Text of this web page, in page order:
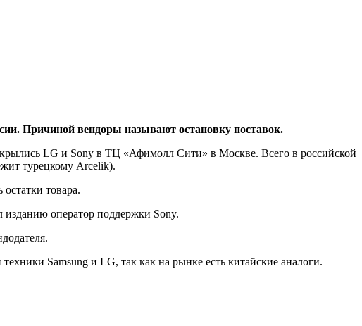
Причиной вендоры называют остановку поставок.
LG и Sony в ТЦ «Афимолл Сити» в Москве. Всего в российской
турецкому Arcelik).
товара.
оператор поддержки Sony.
Samsung и LG, так как на рынке есть китайские аналоги.